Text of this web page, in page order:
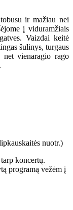
ir mažiau nei
į viduramžiais
Vaizdai keitė
šulinys, turgaus
net vienaragio rago
koncertų.
programą vežėm į